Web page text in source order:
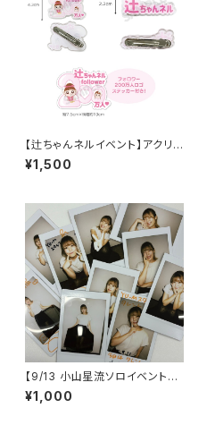
【辻ちゃんネルイベント】アクリル
ヘアクリップ
¥1,500
【9/13 小山星流ソロイベント】ラ
ンダムチェキ
¥1,000